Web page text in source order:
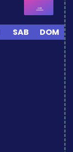
→
SAB DOM